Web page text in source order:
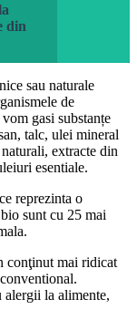
din
sau naturale
de
gasi substanțe
talc, ulei mineral
extracte din
esentiale.
reprezinta o
sunt cu 25 mai
conţinut mai ridicat
alergii la alimente,